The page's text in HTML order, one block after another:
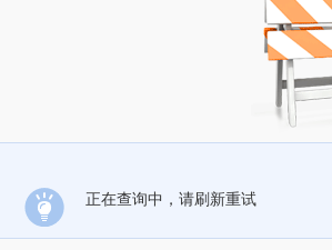
正在查询中，请刷新重试